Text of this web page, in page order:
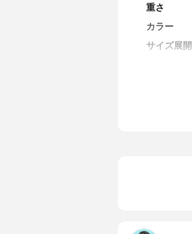
重さ
カラー
サイズ展開